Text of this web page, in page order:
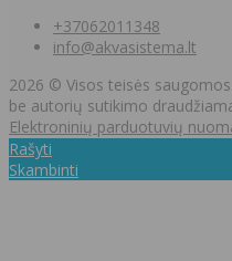
+37062011348
info@akvasistema.lt
2026 © Visos teisės
be autorių sutikimo
Elektroninių parduotuvių
Rašyti
Skambinti